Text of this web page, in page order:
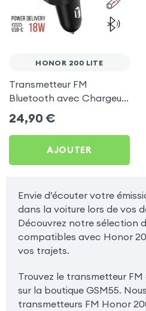
HONOR 200 LITE
Transmetteur FM
Bluetooth avec Chargeur
Allume Cigare USB / USB-
C, C2 - Noir pour Honor
200 Lite
24,90 €
AJOUTER
Envie d’écouter votre
dans la voiture lors de vos
Découvrez notre sélection
compatibles avec Honor
vos trajets.
Trouvez le transmetteur
sur la boutique GSM55.
transmetteurs FM Honor